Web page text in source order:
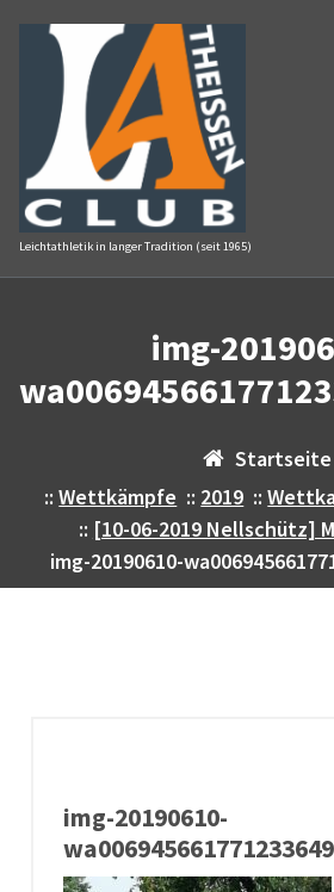
Inhalt
springen
Leichtathletik in langer Tradition (seit 1965)
img-
Startseite
::Wettkämpfe :: 2019 ::
:: [10-06-2019 Nellschütz]
img-20190610-
img-20190610-